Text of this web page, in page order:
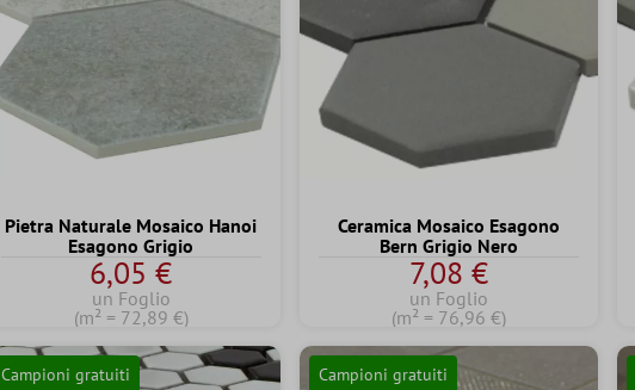
Pietra Naturale Mosaico Hanoi
Esagono Grigio
6,05 €
un Foglio
(m² = 72,89 €)
Ceramica Mosaico Esagono
Bern Grigio Nero
7,08 €
un Foglio
(m² = 76,96 €)
Campioni gratuiti Campioni gratuiti